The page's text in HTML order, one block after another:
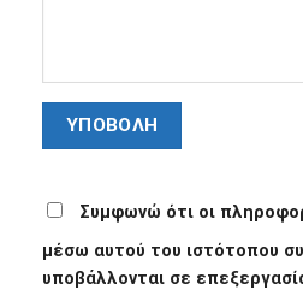
Συμφωνώ ότι οι
μέσω αυτού του ιστότοπου
υποβάλλονται σε